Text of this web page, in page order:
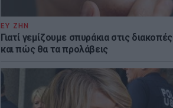
ΕΥ ΖΗΝ
Γιατί γεμίζουμε σπυράκια στις διακοπές
και πώς θα τα προλάβεις